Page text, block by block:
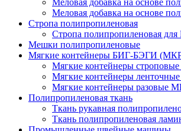
Меловая добавка на основе
Меловая добавка на основе
Стропа полипропиленовая
Стропа полипропиленовая
Мешки полипропиленовые
Мягкие контейнеры БИГ-БЭГИ
Мягкие контейнеры
Мягкие контейнеры
Мягкие контейнеры разовые
Полипропиленовая ткань
Ткань рукавная
Ткань полипропиленовая